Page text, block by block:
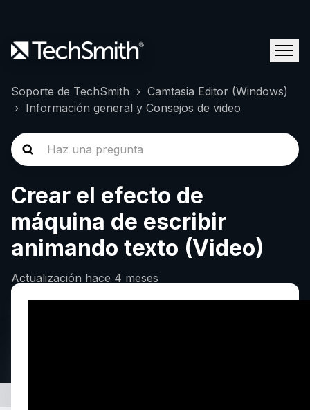
Soporte de TechSmith
Camtasia Editor (Windows)
Información general y Consejos de video
Crear el efecto de
máquina de escribir
animando texto (Video)
Actualización hace 4 meses